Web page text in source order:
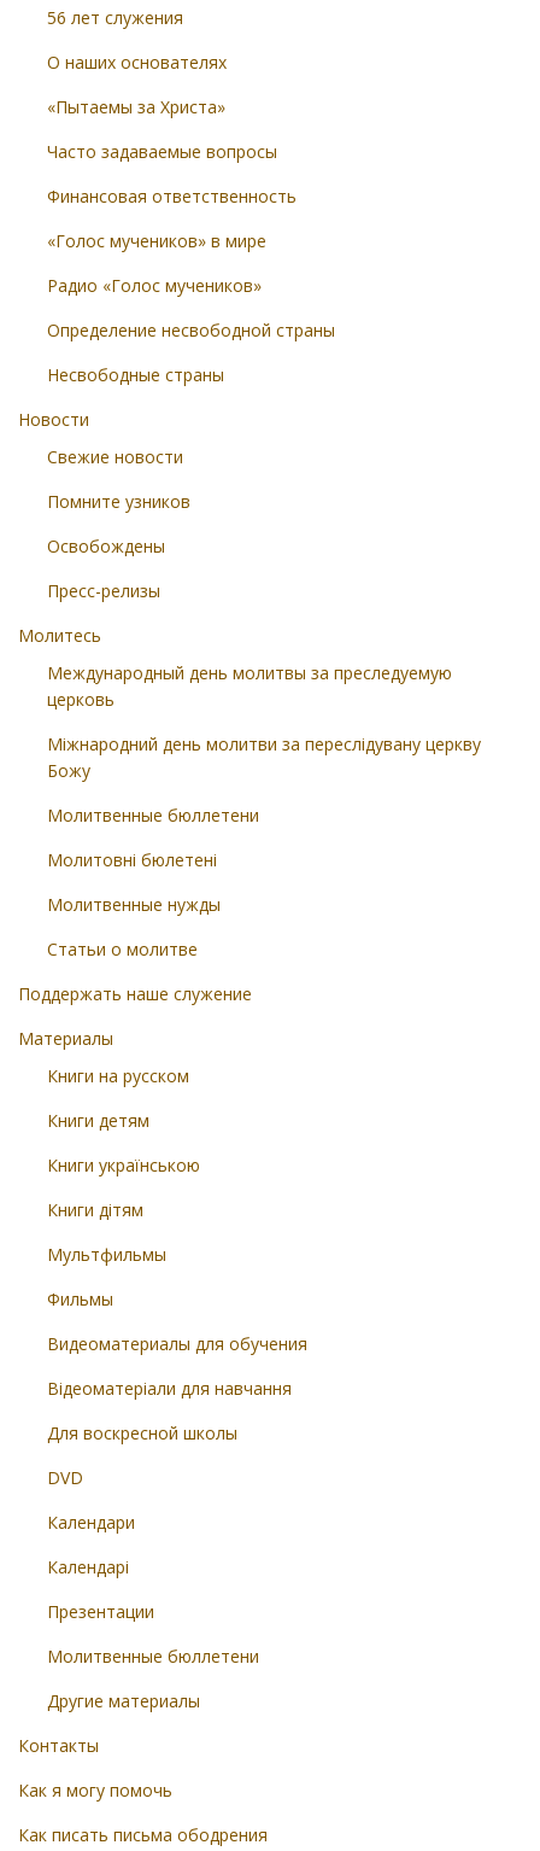
56 лет служения
О наших основателях
«Пытаемы за Христа»
Часто задаваемые вопросы
Финансовая ответственность
«Голос мучеников» в мире
Радио «Голос мучеников»
Определение несвободной страны
Несвободные страны
Новости
Свежие новости
Помните узников
Освобождены
Пресс-релизы
Молитесь
Международный день молитвы за преследуемую
церковь
Міжнародний день молитви за переслідувану церкву
Божу
Молитвенные бюллетени
Молитовні бюлетені
Молитвенные нужды
Статьи о молитве
Поддержать наше служение
Материалы
Книги на русском
Книги детям
Книги українською
Книги дітям
Мультфильмы
Фильмы
Видеоматериалы для обучения
Відеоматеріали для навчання
Для воскресной школы
DVD
Календари
Календарі
Презентации
Молитвенные бюллетени
Другие материалы
Контакты
Как я могу помочь
Как писать письма ободрения